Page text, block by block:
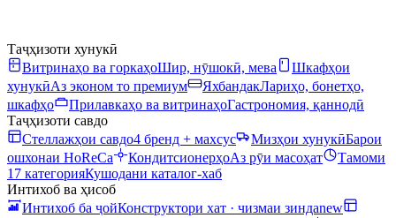
Таҷҳизоти хунукӣ
Витринаҳо ва горкаҳоШир, нӯшокӣ, мева
Шкафҳои
хунукӣАз эконом то премиум ЯхбандакЛариҳо, бонетҳо,
шкафҳо
Прилавкаҳо ва витринаҳоГастрономия, қаннодӣ
Таҷҳизоти савдо
Стеллажҳои савдо4 бренд + махсус Мизҳои хунукӣБарои
ошхонаи HoReCa
КондитсионерҳоАз рӯи масоҳат
Тамоми
17 категорияКушодани каталог-хаб
Интихоб ва ҳисоб
Интихоб ба ҷойКонструктори хат · чизмаи зиндаnew